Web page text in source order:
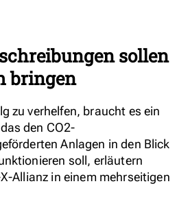
sollen
bringen
zu verhelfen, braucht es ein
den CO2-
Anlagen in den Blick
soll, erläutern
Allianz in einem mehrseitigen